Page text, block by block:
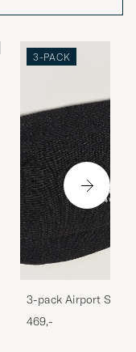
3-PACK
3-pack Airport
Melange
469,-